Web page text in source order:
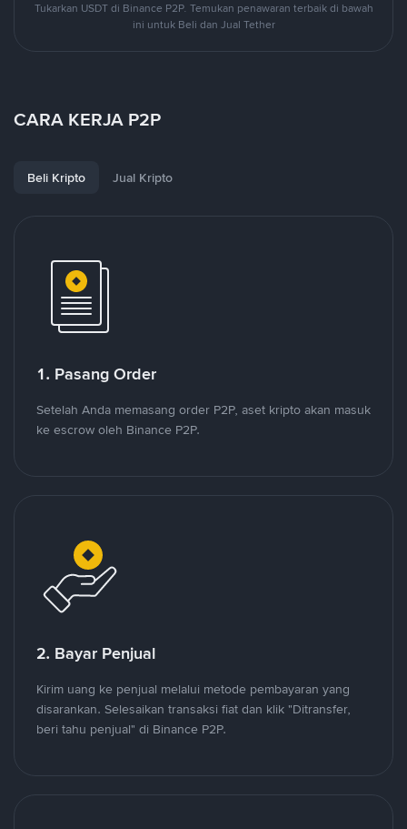
Tukarkan USDT di Binance P2P. Temukan penawaran terbaik di bawah
ini untuk Beli dan Jual Tether
CARA KERJA P2P
Beli Kripto Jual Kripto
1. Pasang Order
Setelah Anda memasang order P2P, aset kripto akan masuk
ke escrow oleh Binance P2P.
2. Bayar Penjual
Kirim uang ke penjual melalui metode pembayaran yang
disarankan. Selesaikan transaksi fiat dan klik "Ditransfer,
beri tahu penjual" di Binance P2P.